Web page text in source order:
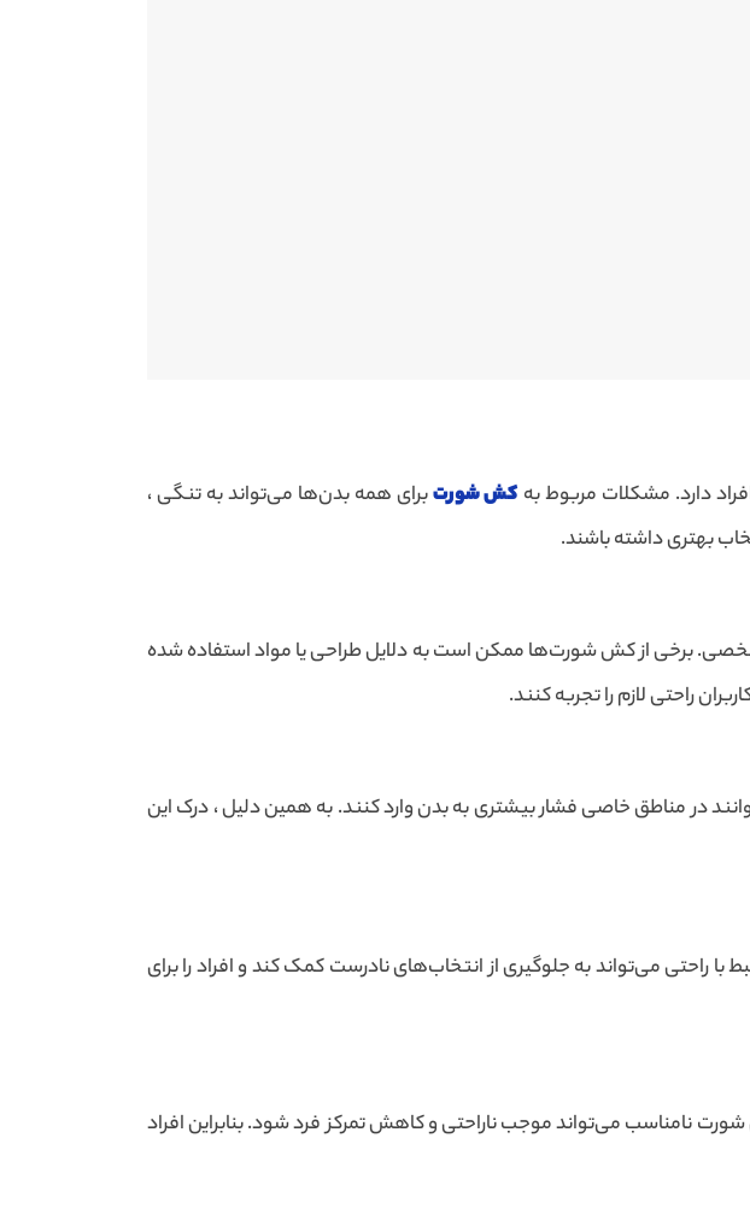
دارد. مشکلات مربوط بهکش شورتبرای همه بدن‌ها می‌تواند به تنگی ،
بهتری داشته باشند.
برخی از کش شورت‌ها ممکن است به دلایل طراحی یا مواد استفاده شده
راحتی لازم را تجربه کنند.
در مناطق خاصی فشار بیشتری به بدن وارد کنند. به همین دلیل ، درک این
می‌تواند به جلوگیری از انتخاب‌های نادرست کمک کند و افراد را برای
نامناسب می‌تواند موجب ناراحتی و کاهش تمرکز فرد شود. بنابراین افراد